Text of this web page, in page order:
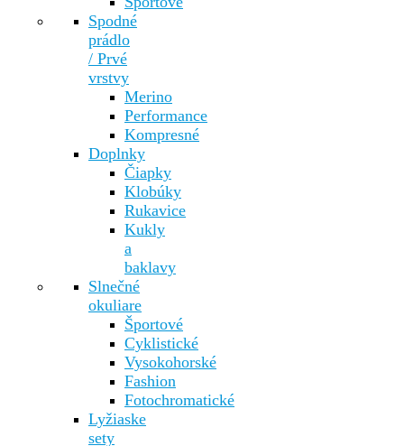
Spodné
prádlo
/ Prvé
vrstvy
Merino
Performance
Kompresné
Doplnky
Čiapky
Klobúky
Rukavice
Kukly
a
baklavy
Slnečné
okuliare
Športové
Cyklistické
Vysokohorské
Fashion
Fotochromatické
Lyžiaske
sety